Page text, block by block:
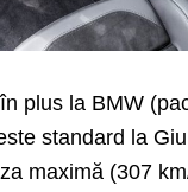
plus la BMW
standard la
maximă (307